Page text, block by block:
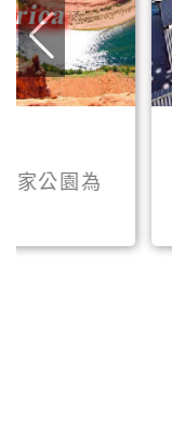
逃離城
走就走